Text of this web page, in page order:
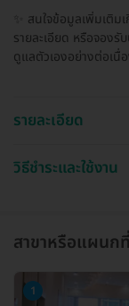
✨ สนใจข้อมูลเพิ่มเติ
รายละเอียด หรือจอง
ดูแลตัวเองอย่างต่อเนื่
รายละเอียด
วิธีชำระและใช้งาน
สาขาหรือแผนก
1